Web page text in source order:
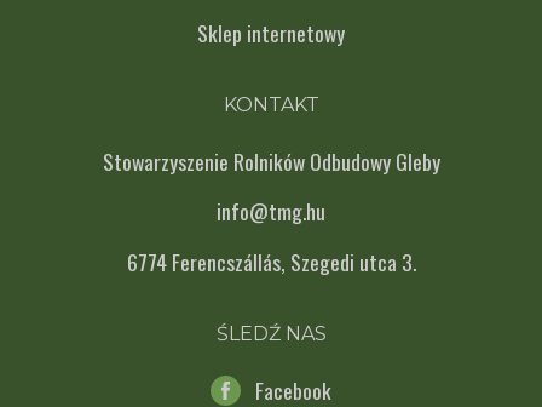
Sklep internetowy
KONTAKT
Stowarzyszenie Rolników Odbudowy Gleby
info@tmg.hu
6774 Ferencszállás, Szegedi utca 3.
ŚLEDŹ NAS
Facebook